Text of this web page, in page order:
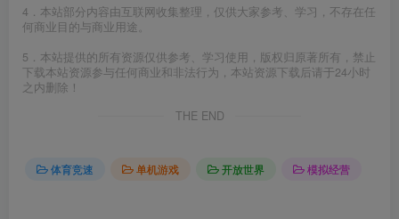
4．本站部分内容由互联网收集整理，仅供大家参考、学习，不存在任
何商业目的与商业用途。
5．本站提供的所有资源仅供参考、学习使用，版权归原著所有，禁止
下载本站资源参与任何商业和非法行为，本站资源下载后请于24小时
之内删除！
THE END
体育竞速 单机游戏 开放世界 模拟经营